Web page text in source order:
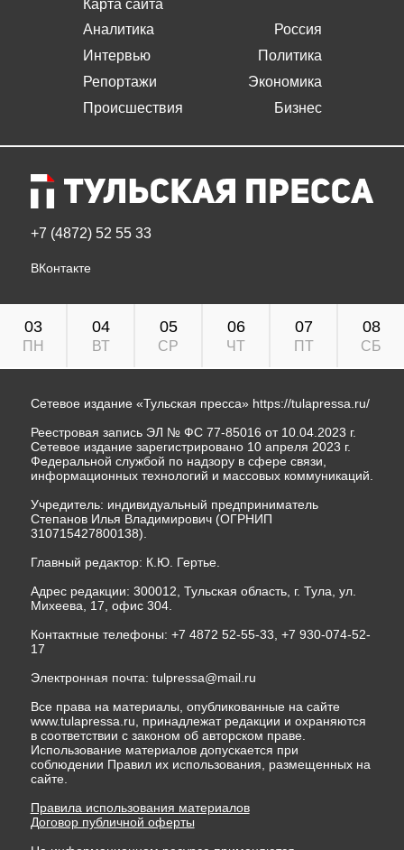
Карта сайта
Аналитика
Интервью
Репортажи
Происшествия
Россия
Политика
Экономика
Бизнес
+7 (4872) 52 55 33
ВКонтакте
03
ПН
04
ВТ
05
СР
06
ЧТ
07
ПТ
08
СБ
Сетевое издание «Тульская пресса» https://tulapressa.ru/
Реестровая запись ЭЛ № ФС 77-85016 от 10.04.2023 г.
Сетевое издание зарегистрировано 10 апреля 2023 г.
Федеральной службой по надзору в сфере связи,
информационных технологий и массовых коммуникаций.
Учредитель: индивидуальный предприниматель
Степанов Илья Владимирович (ОГРНИП
310715427800138).
Главный редактор: К.Ю. Гертье.
Адрес редакции: 300012, Тульская область, г. Тула, ул.
Михеева, 17, офис 304.
Контактные телефоны: +7 4872 52-55-33, +7 930-074-52-
17
Электронная почта: tulpressa@mail.ru
Все права на материалы, опубликованные на сайте
www.tulapressa.ru, принадлежат редакции и охраняются
в соответствии с законом об авторском праве.
Использование материалов допускается при
соблюдении Правил их использования, размещенных на
сайте.
Правила использования материалов
Договор публичной оферты